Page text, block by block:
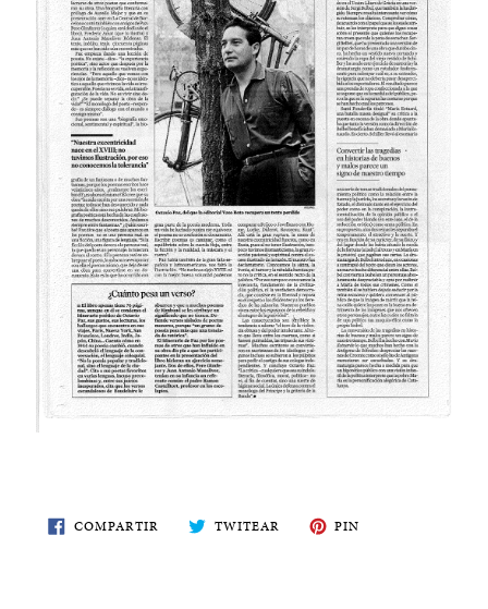
COMPARTIR COMPARTE
EN
TWITEAR TWITEA
EN
PIN